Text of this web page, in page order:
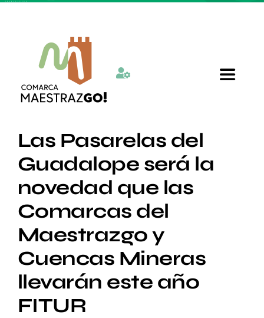
Toggle
Quienes somos
Departamentos
Actualidad
Setas
Las Pasarelas del
Guadalope será la
novedad que las
Comarcas del
Maestrazgo y
Cuencas Mineras
llevarán este año
FITUR